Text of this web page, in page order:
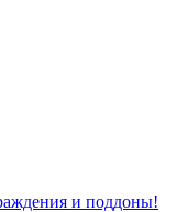
и поддоны!